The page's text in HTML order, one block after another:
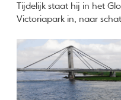
Tijdelijk staat hij in het
Victoriapark in, naar